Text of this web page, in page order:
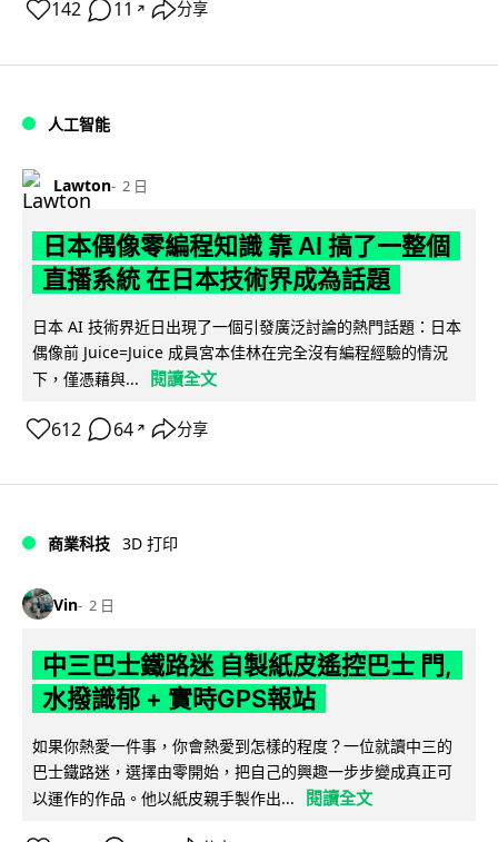
142 11 ↗ 分享
人工智能
Lawton 2 日
日本偶像零編程知識 靠 AI 搞了一整個
直播系統 在日本技術界成為話題
日本 AI 技術界近日出現了一個引發廣泛討論的熱門話題：日本
偶像前 Juice=Juice 成員宮本佳林在完全沒有編程經驗的情況
下，僅憑藉與...
閱讀全文
612 64 ↗ 分享
商業科技 3D 打印
Vin 2 日
中三巴士鐵路迷 自製紙皮遙控巴士 門,
水撥識郁 + 實時GPS報站
如果你熱愛一件事，你會熱愛到怎樣的程度？一位就讀中三的
巴士鐵路迷，選擇由零開始，把自己的興趣一步步變成真正可
以運作的作品。他以紙皮親手製作出...
閱讀全文